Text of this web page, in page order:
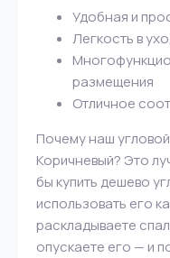
Удобная и
Легкость в
размещения
Отличное
Почему наш
Коричневый? Это
бы купить дешево
использовать его
раскладываете
опускаете его — и